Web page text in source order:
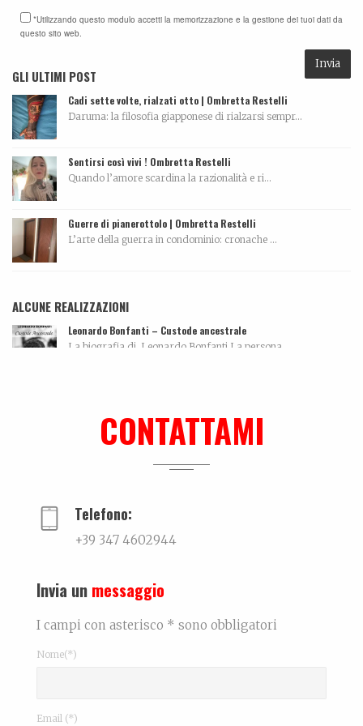
*Utilizzando questo modulo accetti la memorizzazione e la gestione dei tuoi dati da
questo sito web.
GLI ULTIMI POST
Cadi sette volte, rialzati otto | Ombretta Restelli
Daruma: la filosofia giapponese di rialzarsi sempr...
Sentirsi così vivi ! Ombretta Restelli
Quando l’amore scardina la razionalità e ri...
Guerre di pianerottolo | Ombretta Restelli
L’arte della guerra in condominio: cronache ...
ALCUNE REALIZZAZIONI
Leonardo Bonfanti – Custode ancestrale
La biografia di Leonardo Bonfanti La persona...
La biografia di Massimo Pazzaglini Sicuri di sa...
CONTATTAMI
Telefono:
+39 347 4602944
Invia un messaggio
I campi con asterisco * sono obbligatori
Nome(*)
Email (*)